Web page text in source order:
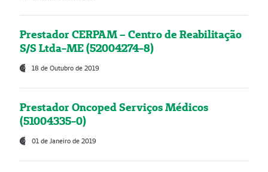
Prestador CERPAM – Centro de Reabilitação
S/S Ltda-ME (52004274-8)
18 de Outubro de 2019
Prestador Oncoped Serviços Médicos
(51004335-0)
01 de Janeiro de 2019